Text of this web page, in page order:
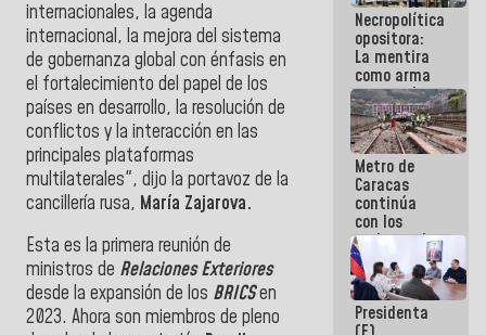
internacionales, la agenda
internacional, la mejora del sistema
de gobernanza global con énfasis en
el fortalecimiento del papel de los
países en desarrollo, la resolución de
conflictos y la interacción en las
principales plataformas
multilaterales", dijo la portavoz de la
cancillería rusa, María Zajarova.
Esta es la primera reunión de
ministros de Relaciones Exteriores
desde la expansión de los BRICSen
2023. Ahora son miembros de pleno
en La Guaira
Necropolítica
opositora:
La mentira
como arma
contra el
Pueblo
Metro de
Caracas
continúa
con los
trabajos de
mantenimiento
e inspección
en la Línea 2
Presidenta